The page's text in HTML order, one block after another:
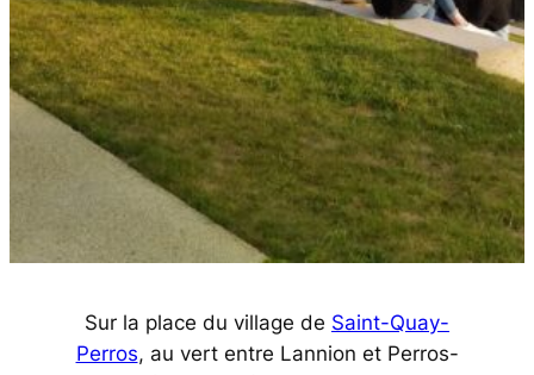
Sur la place du village de Saint-Quay-
Perros, au vert entre Lannion et Perros-